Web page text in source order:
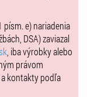
písm. e) nariadenia
DSA) zaviazal
, iba výrobky alebo
právom
kontakty podľa